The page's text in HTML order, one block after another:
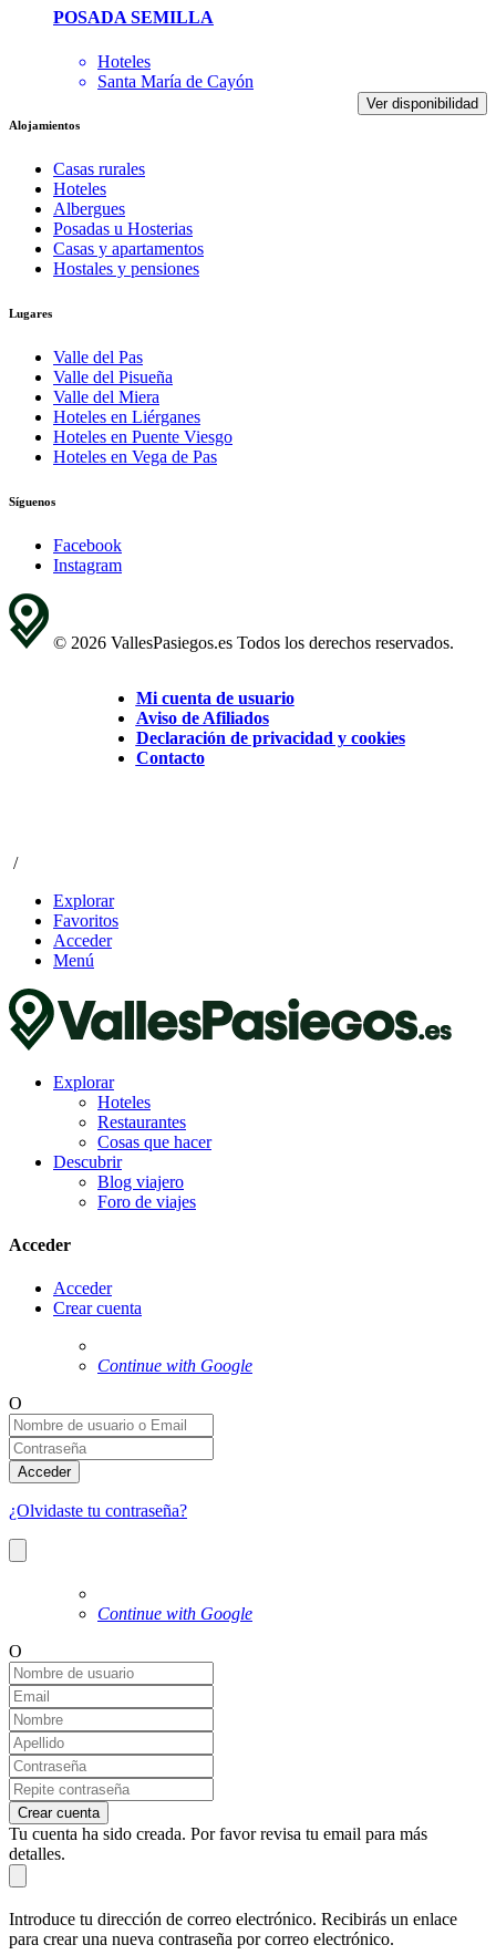
POSADA SEMILLA
Hoteles
Santa María de Cayón
Ver disponibilidad
Alojamientos
Casas rurales
Hoteles
Albergues
Posadas u Hosterias
Casas y apartamentos
Hostales y pensiones
Lugares
Valle del Pas
Valle del Pisueña
Valle del Miera
Hoteles en Liérganes
Hoteles en Puente Viesgo
Hoteles en Vega de Pas
Síguenos
Facebook
Instagram
© 2026 VallesPasiegos.es Todos los derechos reservados.
Mi cuenta de usuario
Aviso de Afiliados
Declaración de privacidad y cookies
Contacto
/
Explorar
Favoritos
Acceder
Menú
Explorar
Hoteles
Restaurantes
Cosas que hacer
Descubrir
Blog viajero
Foro de viajes
Acceder
Acceder
Crear cuenta
Continue with Google
O
Acceder
¿Olvidaste tu contraseña?
Continue with Google
O
Crear cuenta
Tu cuenta ha sido creada. Por favor revisa tu email para más
detalles.
Introduce tu dirección de correo electrónico. Recibirás un enlace
para crear una nueva contraseña por correo electrónico.